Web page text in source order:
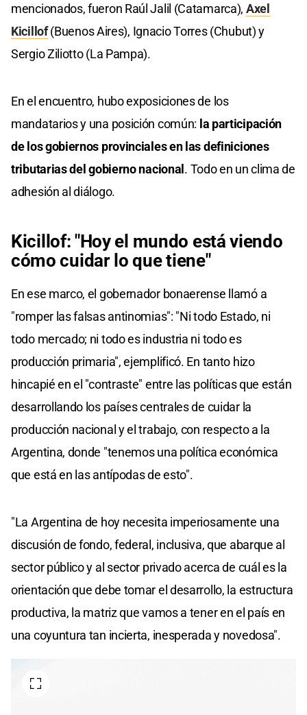
mencionados, fueron Raúl Jalil (Catamarca), Axel
Kicillof(Buenos Aires), Ignacio Torres (Chubut) y
Sergio Ziliotto (La Pampa).
En el encuentro, hubo exposiciones de los
mandatarios y una posición común: la participación
de los gobiernos provinciales en las definiciones
tributarias del gobierno nacional. Todo en un clima de
adhesión al diálogo.
Kicillof: "Hoy el mundo está viendo
cómo cuidar lo que tiene"
En ese marco, el gobernador bonaerense llamó a
"romper las falsas antinomias": "Ni todo Estado, ni
todo mercado; ni todo es industria ni todo es
producción primaria", ejemplificó. En tanto hizo
hincapié en el "contraste" entre las políticas que están
desarrollando los países centrales de cuidar la
producción nacional y el trabajo, con respecto a la
Argentina, donde "tenemos una política económica
que está en las antípodas de esto".
"La Argentina de hoy necesita imperiosamente una
discusión de fondo, federal, inclusiva, que abarque al
sector público y al sector privado acerca de cuál es la
orientación que debe tomar el desarrollo, la estructura
productiva, la matriz que vamos a tener en el país en
una coyuntura tan incierta, inesperada y novedosa".